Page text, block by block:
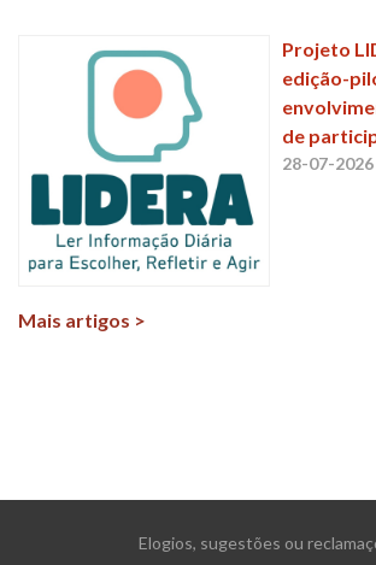
Projeto
edição-
de
28-07-2026
Mais artigos >
Elogios, sugestões ou